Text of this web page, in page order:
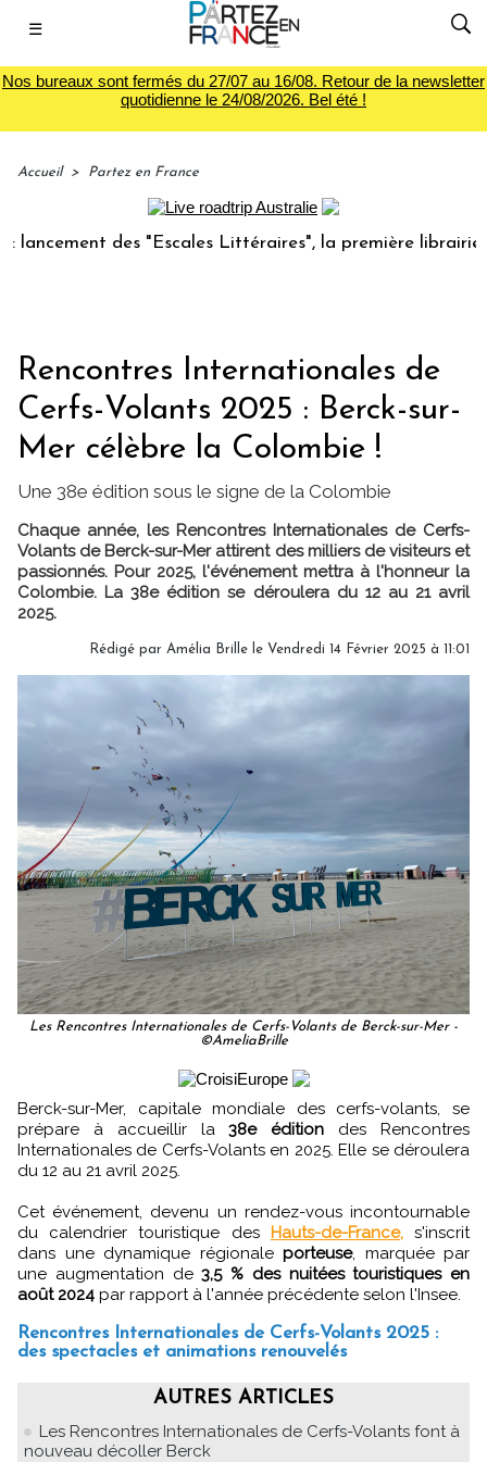
☰
Nos bureaux sont fermés du 27/07 au 16/08. Retour de la newsletter
quotidienne le 24/08/2026. Bel été !
Accueil > Partez en France
des "Escales Littéraires", la première librairie du
Rencontres Internationales de
Cerfs-Volants 2025 : Berck-sur-
Mer célèbre la Colombie !
Une 38e édition sous le signe de la Colombie
Chaque année, les Rencontres Internationales de Cerfs-
Volants de Berck-sur-Mer attirent des milliers de visiteurs et
passionnés. Pour 2025, l'événement mettra à l'honneur la
Colombie. La 38e édition se déroulera du 12 au 21 avril
2025.
Rédigé par Amélia Brille le Vendredi 14 Février 2025 à 11:01
Les Rencontres Internationales de Cerfs-Volants de Berck-sur-Mer -
©AmeliaBrille
Berck-sur-Mer, capitale mondiale des cerfs-volants, se
prépare à accueillir la38e édition des Rencontres
Internationales de Cerfs-Volants en 2025. Elle se déroulera
du 12 au 21 avril 2025.
Cet événement, devenu un rendez-vous incontournable
du calendrier touristique des Hauts-de-France,s'inscrit
dans une dynamique régionale porteuse, marquée par
une augmentation de3,5 % des nuitées touristiques en
août 2024 par rapport à l'année précédente selon l'Insee.
Rencontres Internationales de Cerfs-Volants 2025 :
des spectacles et animations renouvelés
AUTRES ARTICLES
Les Rencontres Internationales de Cerfs-Volants font à
nouveau décoller Berck